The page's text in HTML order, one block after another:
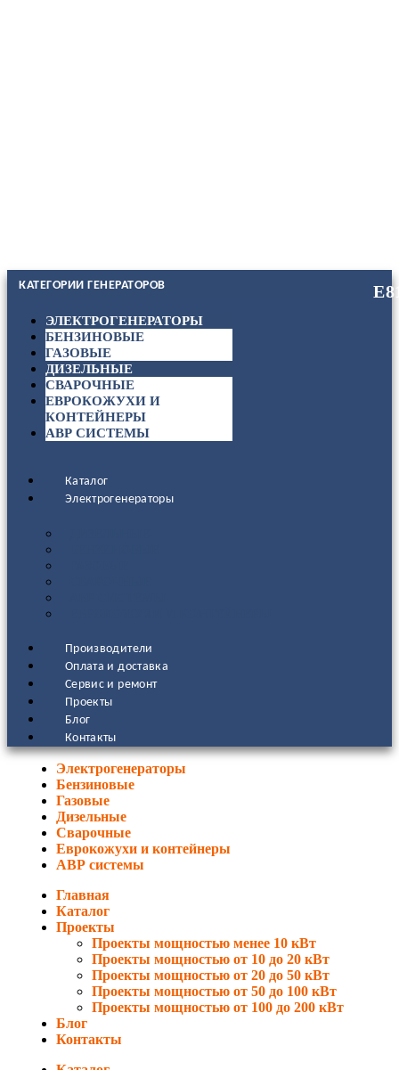
КАТЕГОРИИ ГЕНЕРАТОРОВ
ЭЛЕКТРОГЕНЕРАТОРЫ
БЕНЗИНОВЫЕ
ГАЗОВЫЕ
ДИЗЕЛЬНЫЕ
СВАРОЧНЫЕ
ЕВРОКОЖУХИ И
КОНТЕЙНЕРЫ
АВР СИСТЕМЫ
Каталог
Электрогенераторы
Производители
Оплата и доставка
Сервис и ремонт
Проекты
Блог
Контакты
Электрогенераторы
Бензиновые
Газовые
Дизельные
Сварочные
Еврокожухи и контейнеры
АВР системы
Главная
Каталог
Проекты
Проекты мощностью менее 10 кВт
Проекты мощностью от 10 до 20 кВт
Проекты мощностью от 20 до 50 кВт
Проекты мощностью от 50 до 100 кВт
Проекты мощностью от 100 до 200 кВт
Блог
Контакты